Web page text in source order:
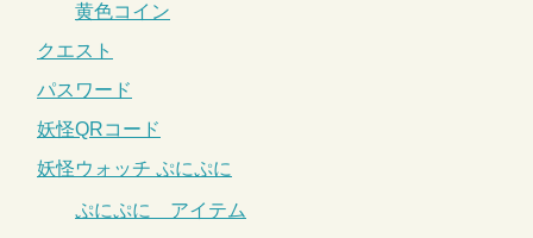
黄色コイン
クエスト
パスワード
妖怪QRコード
妖怪ウォッチ ぷにぷに
ぷにぷに アイテム